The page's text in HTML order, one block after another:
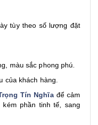
tùy theo số lượng đặt
màu sắc phong phú.
của khách hàng.
Tín Nghĩađể cảm
phần tinh tế, sang